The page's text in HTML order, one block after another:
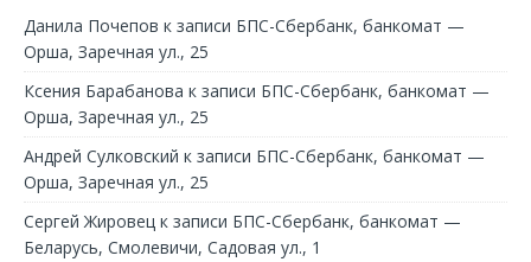
Данила Почепов к записи БПС-Сбербанк, банкомат —
Орша, Заречная ул., 25
Ксения Барабанова к записи БПС-Сбербанк, банкомат —
Орша, Заречная ул., 25
Андрей Сулковский к записи БПС-Сбербанк, банкомат —
Орша, Заречная ул., 25
Сергей Жировец к записи БПС-Сбербанк, банкомат —
Беларусь, Смолевичи, Садовая ул., 1